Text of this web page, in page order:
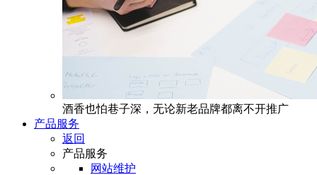
酒香也怕巷子深，无论新老品牌都离不开推广
产品服务
返回
产品服务
网站维护